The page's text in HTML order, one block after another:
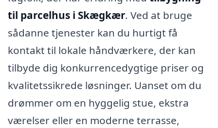
til parcelhus i Skægkær. Ved at bruge
sådanne tjenester kan du hurtigt få
kontakt til lokale håndværkere, der kan
tilbyde dig konkurrencedygtige priser og
kvalitetssikrede løsninger. Uanset om du
drømmer om en hyggelig stue, ekstra
værelser eller en moderne terrasse,